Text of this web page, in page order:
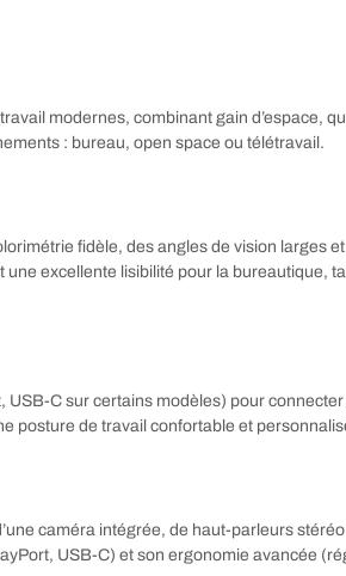
modernes, combinant gain d’espace,
: bureau, open space ou télétravail.
fidèle, des angles de vision larges
excellente lisibilité pour la bureautique,
C sur certains modèles) pour
posture de travail confortable et
caméra intégrée, de haut-parleurs
USB-C) et son ergonomie avancée